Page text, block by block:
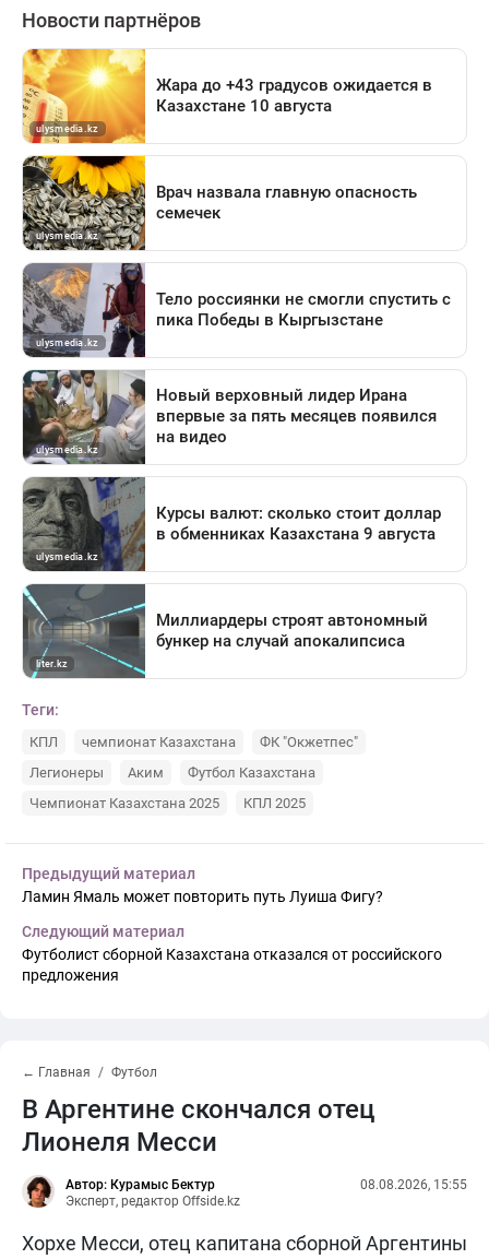
Теги:
КПЛ чемпионат Казахстана
ФК "Окжетпес"
Легионеры
Аким
Футбол Казахстана
Чемпионат Казахстана 2025
КПЛ 2025
Предыдущий материал
Ламин Ямаль может повторить путь Луиша Фигу?
Следующий материал
Футболист сборной Казахстана отказался от российского
предложения
← Главная Футбол
В Аргентине скончался отец
Лионеля Месси
Автор: Курамыс Бектур
Эксперт, редактор Offside.kz
08.08.2026, 15:55
Хорхе Месси, отец капитана сборной Аргентины